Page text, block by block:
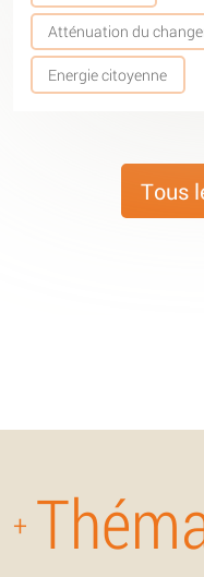
Atténuation du
Energie citoyenne
Tous
+